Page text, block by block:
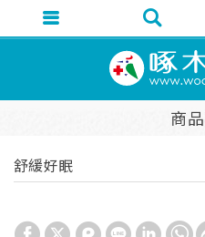
商
舒緩好眠